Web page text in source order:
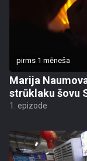
pirms 1 mēneša
Marija
strūklaku šovu
1. epizode